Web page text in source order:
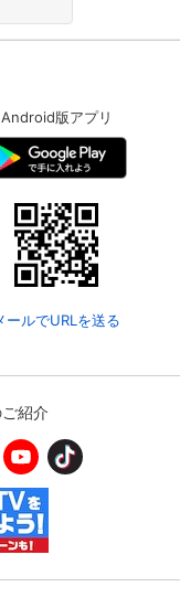
Android版アプリ
ールでURLを送る
紹介